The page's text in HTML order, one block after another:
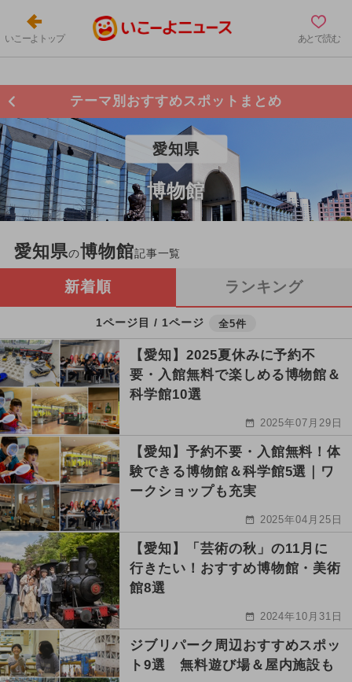
いこーよトップ あとで読む
テーマ別おすすめスポットまとめ
愛知県
博物館
愛知県の博物館記事一覧
新着順 ランキング
1ページ目 / 1ページ 全5件
【愛知】2025夏休みに予約不
要・入館無料で楽しめる博物館＆
科学館10選
2025年07月29日
【愛知】予約不要・入館無料！体
験できる博物館＆科学館5選｜ワ
ークショップも充実
2025年04月25日
【愛知】「芸術の秋」の11月に
行きたい！おすすめ博物館・美術
館8選
2024年10月31日
ジブリパーク周辺おすすめスポッ
ト9選 無料遊び場＆屋内施設も